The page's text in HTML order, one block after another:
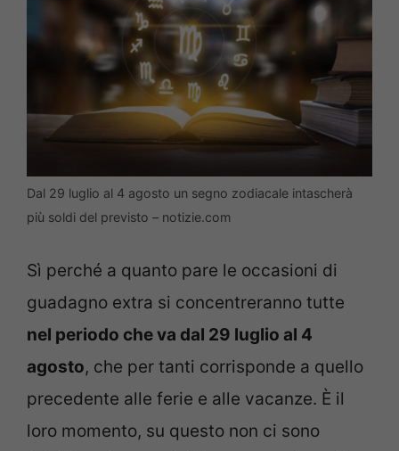
Dal 29 luglio al 4 agosto un segno zodiacale intascherà
più soldi del previsto – notizie.com
Sì perché a quanto pare le occasioni di
guadagno extra si concentreranno tutte
nel periodo che va dal 29 luglio al 4
agosto, che per tanti corrisponde a quello
precedente alle ferie e alle vacanze. È il
loro momento, su questo non ci sono